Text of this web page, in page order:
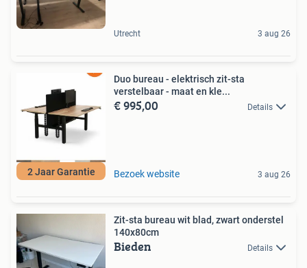
Utrecht 3 aug 26
2 Jaar Garantie
Duo bureau - elektrisch zit-sta
verstelbaar - maat en kle...
€ 995,00 Details
Bezoek website 3 aug 26
Zit-sta bureau wit blad, zwart onderstel
140x80cm
Bieden Details